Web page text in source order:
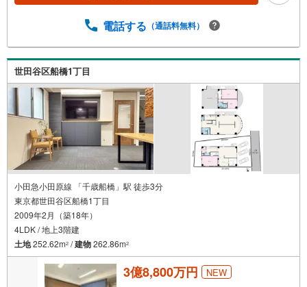
電話する （通話料無料）
世田谷区船橋1丁目
小田急小田原線 「千歳船橋」駅 徒歩3分
東京都世田谷区船橋1丁目
2009年2月（築18年）
4LDK / 地上3階建
土地252.62m2 /建物262.86m2
3億8,800万円 NEW